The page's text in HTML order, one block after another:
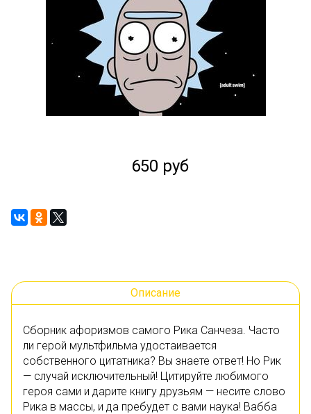
650 руб
Описание
Сборник афоризмов самого Рика Санчеза. Часто
ли герой мультфильма удостаивается
собственного цитатника? Вы знаете ответ! Но Рик
— случай исключительный! Цитируйте любимого
героя сами и дарите книгу друзьям — несите слово
Рика в массы, и да пребудет с вами наука! Вабба